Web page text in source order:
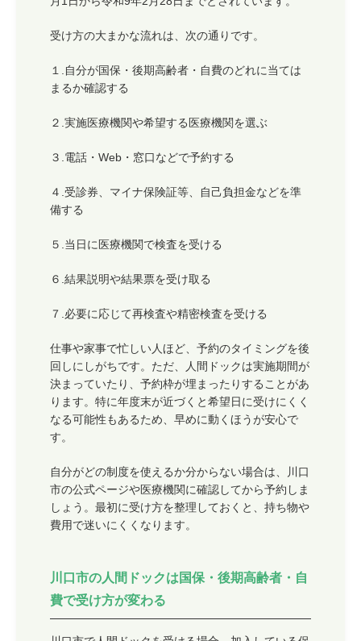
受け方の大まかな流れは、次の通りです。
１.自分が国保・後期高齢者・自費のどれに当ては
まるか確認する
２.実施医療機関や希望する医療機関を選ぶ
３.電話・Web・窓口などで予約する
４.受診券、マイナ保険証等、自己負担金などを準
備する
５.当日に医療機関で検査を受ける
６.結果説明や結果票を受け取る
７.必要に応じて再検査や精密検査を受ける
仕事や家事で忙しい人ほど、予約のタイミングを後
回しにしがちです。ただ、人間ドックは実施期間が
決まっていたり、予約枠が埋まったりすることがあ
ります。特に年度末が近づくと希望日に受けにくく
なる可能性もあるため、早めに動くほうが安心で
す。
自分がどの制度を使えるか分からない場合は、川口
市の公式ページや医療機関に確認してから予約しま
しょう。最初に受け方を整理しておくと、持ち物や
費用で迷いにくくなります。
川口市の人間ドックは国保・後期高齢者・自
費で受け方が変わる